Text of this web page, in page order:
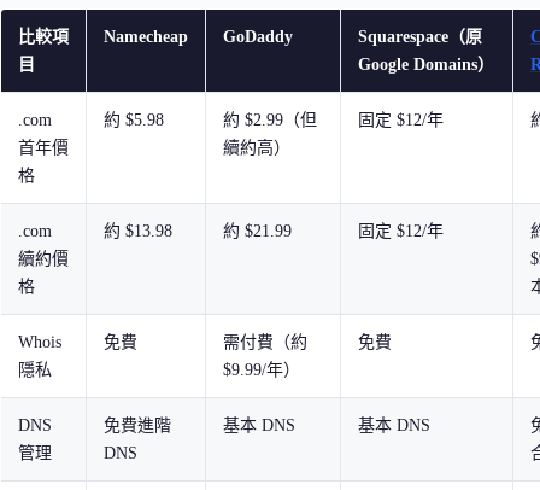
比較項
目
Namecheap GoDaddy
Squarespace（原
Google Domains）
.com
首年價
格
約 $5.98
約 $2.99（但
續約高）
固定 $12/年
.com
續約價
格
約 $13.98 約 $21.99 固定 $12/年
Whois
隱私
免費
需付費（約
$9.99/年）
免費
DNS
管理
免費進階
DNS
基本 DNS 基本 DNS